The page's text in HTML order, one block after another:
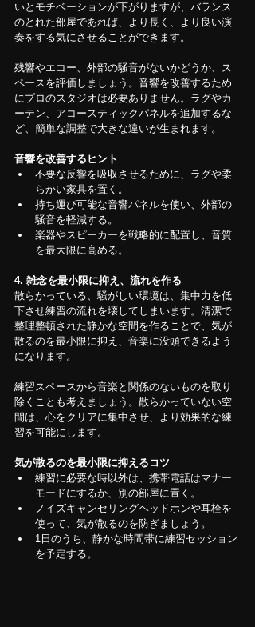
いとモチベーションが下がりますが、バランス
のとれた部屋であれば、より長く、より良い演
奏をする気にさせることができます。
残響やエコー、外部の騒音がないかどうか、ス
ペースを評価しましょう。音響を改善するため
にプロのスタジオは必要ありません。ラグやカ
ーテン、アコースティックパネルを追加するな
ど、簡単な調整で大きな違いが生まれます。
音響を改善するヒント
不要な反響を吸収させるために、ラグや柔
らかい家具を置く。
持ち運び可能な音響パネルを使い、外部の
騒音を軽減する。
楽器やスピーカーを戦略的に配置し、音質
を最大限に高める。
4. 雑念を最小限に抑え、流れを作る
散らかっている、騒がしい環境は、集中力を低
下させ練習の流れを壊してしまいます。清潔で
整理整頓された静かな空間を作ることで、気が
散るのを最小限に抑え、音楽に没頭できるよう
になります。
練習スペースから音楽と関係のないものを取り
除くことも考えましょう。散らかっていない空
間は、心をクリアに集中させ、より効果的な練
習を可能にします。
気が散るのを最小限に抑えるコツ
練習に必要な時以外は、携帯電話はマナー
モードにするか、別の部屋に置く。
ノイズキャンセリングヘッドホンや耳栓を
使って、気が散るのを防ぎましょう。
1日のうち、静かな時間帯に練習セッション
を予定する。